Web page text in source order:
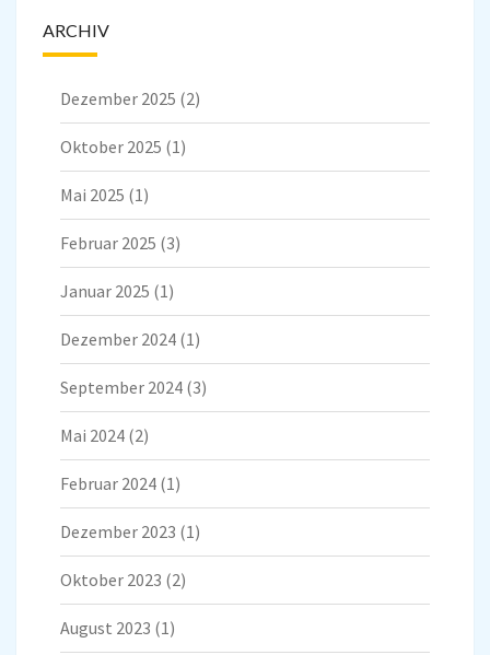
ARCHIV
Dezember 2025 (2)
Oktober 2025 (1)
Mai 2025 (1)
Februar 2025 (3)
Januar 2025 (1)
Dezember 2024 (1)
September 2024 (3)
Mai 2024 (2)
Februar 2024 (1)
Dezember 2023 (1)
Oktober 2023 (2)
August 2023 (1)